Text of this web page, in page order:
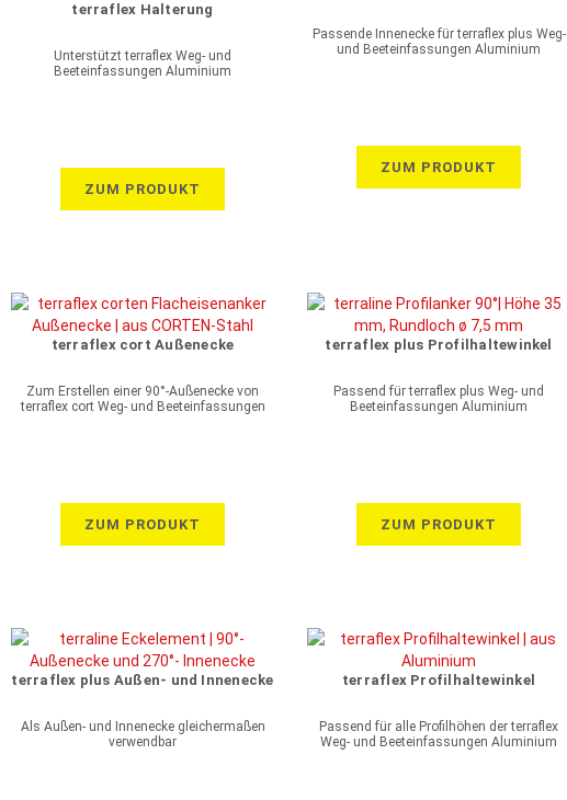
terraflex Halterung
Unterstützt terraflex Weg- und
Beeteinfassungen Aluminium
ZUM PRODUKT
Passende Innenecke für terraflex plus Weg-
und Beeteinfassungen Aluminium
ZUM PRODUKT
terraflex cort Außenecke
Zum Erstellen einer 90°-Außenecke von
terraflex cort Weg- und Beeteinfassungen
ZUM PRODUKT
terraflex plus Profilhaltewinkel
Passend für terraflex plus Weg- und
Beeteinfassungen Aluminium
ZUM PRODUKT
terraflex plus Außen- und Innenecke
Als Außen- und Innenecke gleichermaßen
verwendbar
terraflex Profilhaltewinkel
Passend für alle Profilhöhen der terraflex
Weg- und Beeteinfassungen Aluminium